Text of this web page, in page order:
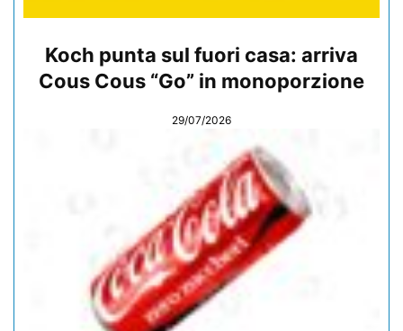
Koch punta sul fuori casa: arriva
Cous Cous “Go” in monoporzione
29/07/2026